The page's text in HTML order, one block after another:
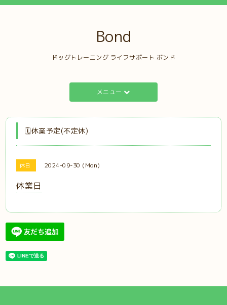
Bond
ドッグトレーニング ライフサポート ボンド
メニュー
🗓️休業予定(不定休)
休日 2024-09-30 (Mon)
休業日